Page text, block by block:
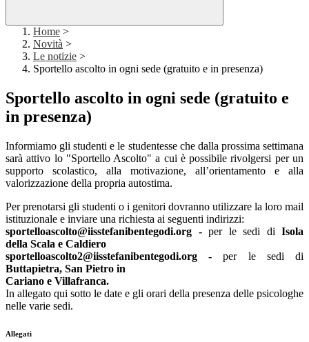
Home >
Novità >
Le notizie >
Sportello ascolto in ogni sede (gratuito e in presenza)
Sportello ascolto in ogni sede (gratuito e
in presenza)
Informiamo gli studenti e le studentesse che dalla prossima settimana
sarà attivo lo "Sportello Ascolto" a cui è possibile rivolgersi per un
supporto scolastico, alla motivazione, all’orientamento e alla
valorizzazione della propria autostima.
Per prenotarsi gli studenti o i genitori dovranno utilizzare la loro mail
istituzionale e inviare una richiesta ai seguenti indirizzi:
sportelloascolto@iisstefanibentegodi.org - per le sedi di Isola
della Scala e Caldiero
sportelloascolto2@iisstefanibentegodi.org -per le sedi di
Buttapietra, San Pietro in
Cariano e Villafranca.
In allegato qui sotto le date e gli orari della presenza delle psicologhe
nelle varie sedi.
Allegati